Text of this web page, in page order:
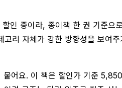
인 중이라, 종이책 한 권 기준으
리 자체가 강한 방향성을 보여
어요. 이 책은 할인가 기준